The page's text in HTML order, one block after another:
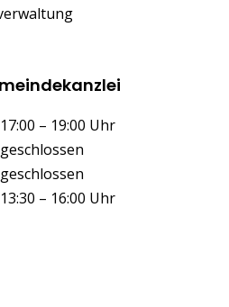
Nachmittag
17:00 – 19:00 Uhr
geschlossen
geschlossen
13:30 – 16:00 Uhr